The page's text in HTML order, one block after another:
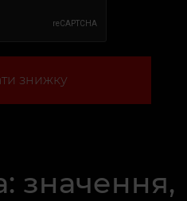
знижку
значення,